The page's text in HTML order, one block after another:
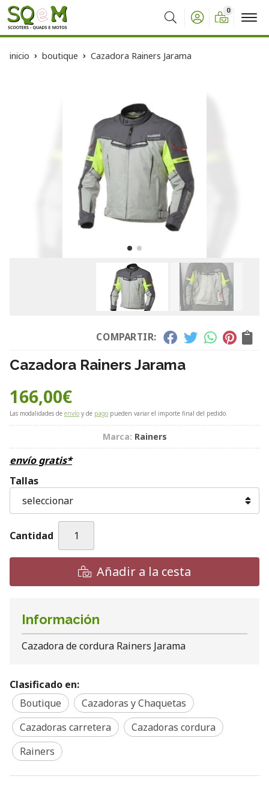
Buscar
0
inicio boutique Cazadora Rainers Jarama
COMPARTIR:
Cazadora Rainers Jarama
166,00€
Las modalidades de envío y de pago pueden variar el importe final del pedido.
Marca: Rainers
envío gratis*
Tallas
Cantidad
Añadir a la cesta
Información
Cazadora de cordura Rainers Jarama
Clasificado en:
Boutique
Cazadoras y Chaquetas
Cazadoras carretera
Cazadoras cordura
Rainers